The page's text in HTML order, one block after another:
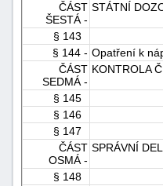
ČÁST
ŠESTÁ -
STÁTNÍ
§ 143
§ 144 - Opatření k
ČÁST
SEDMÁ -
KONTROLA
§ 145
§ 146
§ 147
ČÁST
OSMÁ -
SPRÁVNÍ
§ 148